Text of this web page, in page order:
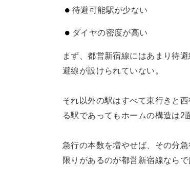
待避可能駅が少ない
ダイヤの密度が高い
まず、都営新宿線にはあまり待
避線が設けられていない。
それ以外の駅はすべて東行きと
る駅であってもホームの構造は2
急行の本数を増やせば、その分
限りがあるのが都営新宿線ならで